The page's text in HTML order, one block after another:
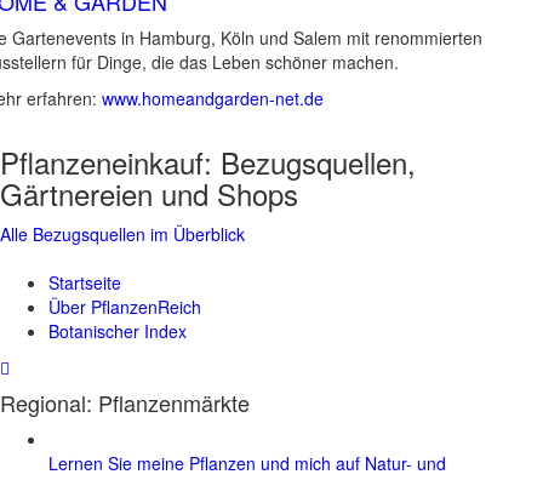
Gartenevents in Hamburg, Köln und Salem mit renommierten
für Dinge, die das Leben schöner machen.
erfahren: www.homeandgarden-net.de
Pflanzeneinkauf: Bezugsquellen,
Gärtnereien und Shops
Alle Bezugsquellen im Überblick
Startseite
Über PflanzenReich
Botanischer Index
Regional: Pflanzenmärkte
Lernen Sie meine Pflanzen und mich auf Natur- und